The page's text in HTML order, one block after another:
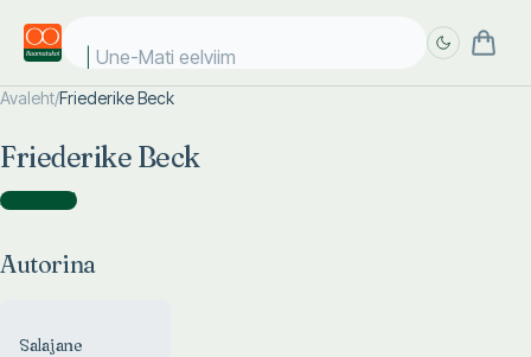
Une-Mati eelviima
Avaleht/Friederike Beck
Friederike Beck
Autorina )
Autorina
Salajane